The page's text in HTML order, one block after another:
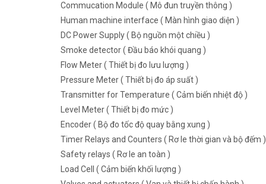
Commucation Module ( Mô đun truyền thông )
Human machine interface ( Màn hình giao diện )
DC Power Supply ( Bộ nguồn một chiều )
Smoke detector ( Đầu báo khói quang )
Flow Meter ( Thiết bị đo lưu lượng )
Pressure Meter ( Thiết bị đo áp suất )
Transmitter for Temperature ( Cảm biến nhiệt độ )
Level Meter ( Thiết bị đo mức )
Encoder ( Bộ đo tốc độ quay bằng xung )
Timer Relays and Counters ( Rơ le thời gian và bộ đếm )
Safety relays ( Rơ le an toàn )
Load Cell ( Cảm biến khối lượng )